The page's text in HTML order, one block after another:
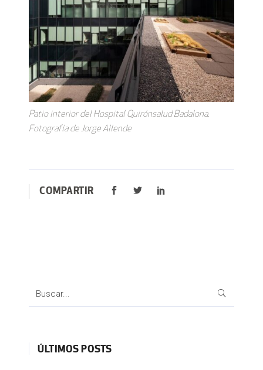
Patio interior del Hospital Quirónsalud Badalona.
Fotografía de Jorge Allende
COMPARTIR
Search
ÚLTIMOS POSTS